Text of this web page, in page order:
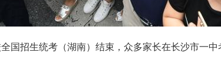
招生统考（湖南）结束，众多家长在长沙市一中